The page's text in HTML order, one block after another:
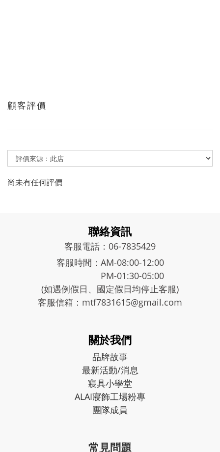
顧客評價
尚未有任何評價
聯絡資訊
客服電話：06-7835429
客服時間：AM-08:00-12:00
PM-01:30-05:00
(如遇例假日、國定假日均停止客服)
客服信箱：mtf7831615@gmail.com
關於我們
品牌故事
最新活動/消息
寢具小學堂
ALAI寢飾工場粉專
團隊成員
常見問題